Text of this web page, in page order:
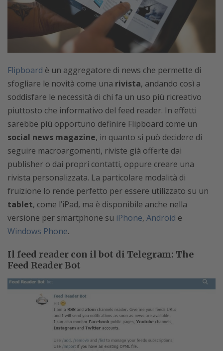
Flipboard è un aggregatore di news che permette di
sfogliare le novità come una rivista, andando così a
soddisfare le necessità di chi fa un uso più ricreativo
piuttosto che informativo del feed reader. In effetti
sarebbe più opportuno definire Flipboard come un
social news magazine, in quanto si può decidere di
seguire macroargomenti, riviste già offerte dai
publisher o dai propri contatti, oppure creare una
rivista personalizzata. La particolare modalità di
fruizione lo rende perfetto per essere utilizzato su un
tablet, come l’iPad, ma è disponibile anche nella
versione per smartphone su iPhone, Android e
Windows Phone.
Il feed reader con il bot di Telegram: The
Feed Reader Bot